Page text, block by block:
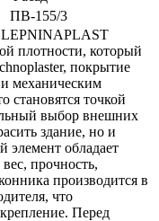
ПВ-155/3
LEPNINAPLAST
плотности, который
покрытие
механическим
точкой
выбор внешних
здание, но и
элемент обладает
прочность,
производится в
что
Перед